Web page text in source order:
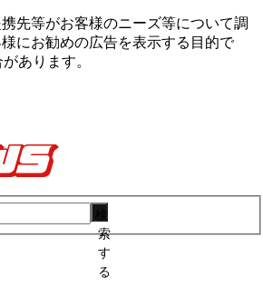
先等がお客様のニーズ等について調
にお勧めの広告を表⽰する⽬的で
あります。
索
す
る